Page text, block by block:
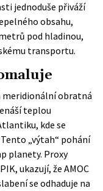
jednoduše přiváží
obsahu,
pod hladinou,
transportu.
meridionální obratná
teplou
kde se
„výtah“ pohání
planety. Proxy
PIK, ukazují, že AMOC
se odhaduje na